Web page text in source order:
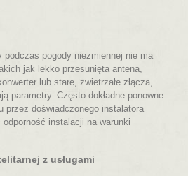
pogody niezmiennej nie ma
jak lekko przesunięta antena,
lub stare, zwietrzałe złącza,
parametry. Często dokładne ponowne
przez doświadczonego instalatora
instalacji na warunki
z usługami